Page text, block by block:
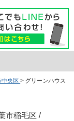
中央区 > グリーンハウス
市稲毛区 /